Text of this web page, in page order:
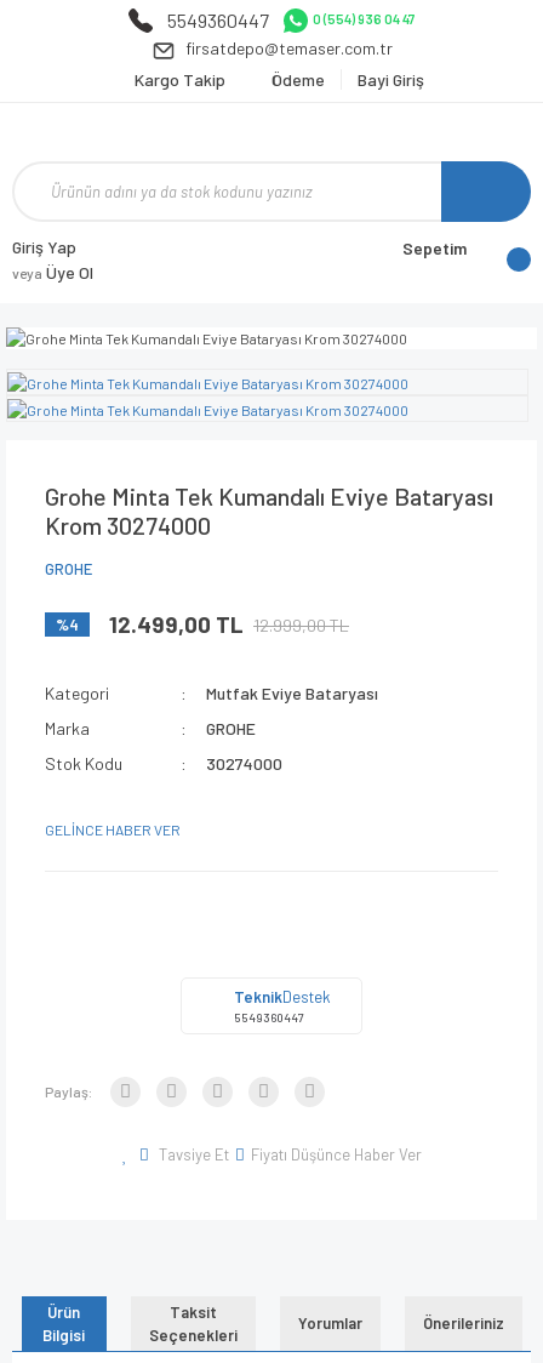
5549360447 0 (554) 936 04 47
firsatdepo@temaser.com.tr
Kargo Takip
Ödeme Bayi Giriş
Giriş Yap
veya Üye Ol
Sepetim
Grohe Minta Tek Kumandalı Eviye Bataryası
Krom 30274000
GROHE
%4 12.499,00 TL 12.999,00 TL
Kategori
Mutfak Eviye Bataryası
Marka
GROHE
Stok Kodu
30274000
GELİNCE HABER VER
TeknikDestek
5549360447
Paylaş:
Tavsiye Et Fiyatı Düşünce Haber Ver
Ürün
Bilgisi
Taksit
Seçenekleri
Yorumlar Önerileriniz